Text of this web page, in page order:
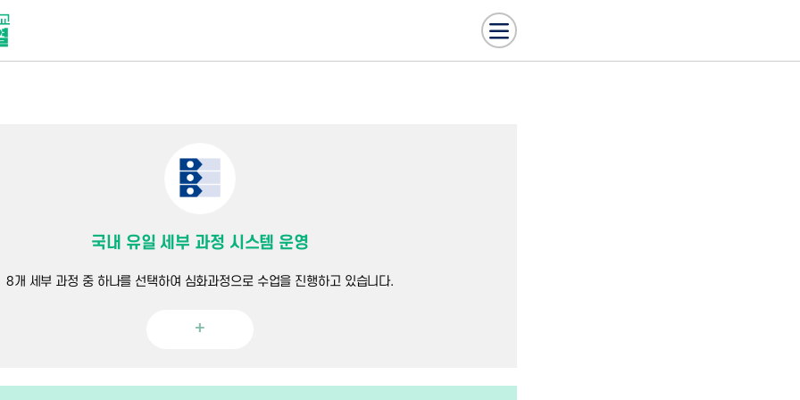
국내 유일 세부 과정 시스템 운영
8개 세부 과정 중 하나를 선택하여 심화과정으로 수업을 진행하고 있습니다.
+